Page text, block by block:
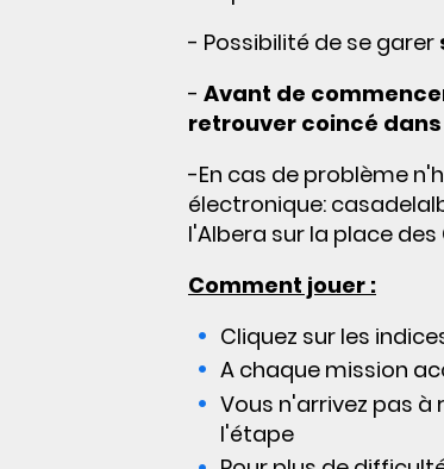
- Possibilité de se garer
- Avant de
retrouver coincé
-En cas de problème
électronique:
l'Albera sur la place
Comment jouer :
Cliquez sur les
A chaque mission
Vous n'arrivez pas à
l'étape